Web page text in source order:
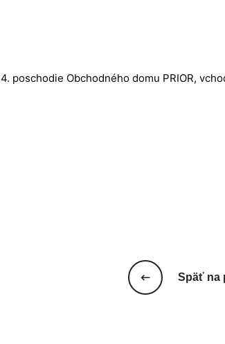
4. poschodie Obchodného domu PRIOR,
Späť na